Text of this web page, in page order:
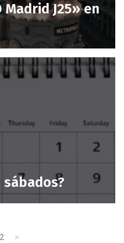
Madrid J25» en
Página
2 Página
>